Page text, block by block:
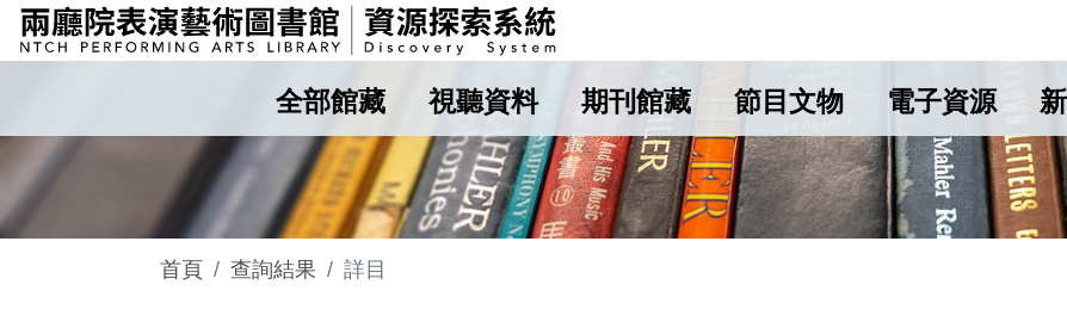
全部館藏 視聽資料 期刊館藏 節目文物 電子資源
首頁 查詢結果 詳目